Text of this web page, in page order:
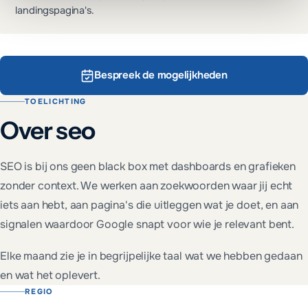
landingspagina's.
Bespreek de mogelijkheden
TOELICHTING
Overseo
SEO is bij ons geen black box met dashboards en grafieken
zonder context. We werken aan zoekwoorden waar jij echt
iets aan hebt, aan pagina's die uitleggen wat je doet, en aan
signalen waardoor Google snapt voor wie je relevant bent.
Elke maand zie je in begrijpelijke taal wat we hebben gedaan
en wat het oplevert.
REGIO